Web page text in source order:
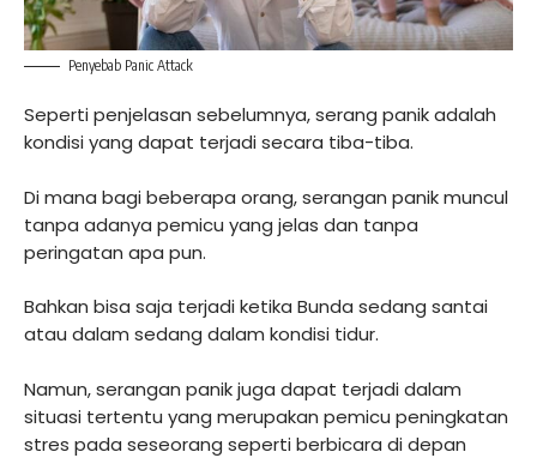
Penyebab Panic Attack
Seperti penjelasan sebelumnya, serang panik adalah
kondisi yang dapat terjadi secara tiba-tiba.
Di mana bagi beberapa orang, serangan panik muncul
tanpa adanya pemicu yang jelas dan tanpa
peringatan apa pun.
Bahkan bisa saja terjadi ketika Bunda sedang santai
atau dalam sedang dalam kondisi tidur.
Namun, serangan panik juga dapat terjadi dalam
situasi tertentu yang merupakan pemicu peningkatan
stres pada seseorang seperti berbicara di depan